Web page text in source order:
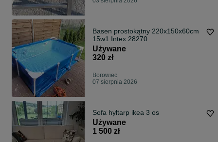
Basen prostokątny 220x150x60cm
15w1 Intex 28270
Używane
320 zł
Borowiec
07 sierpnia 2026
Sofa hyltarp ikea 3 os
Używane
1 500 zł